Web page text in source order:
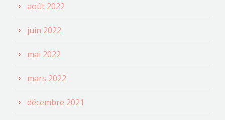
août 2022
juin 2022
mai 2022
mars 2022
décembre 2021